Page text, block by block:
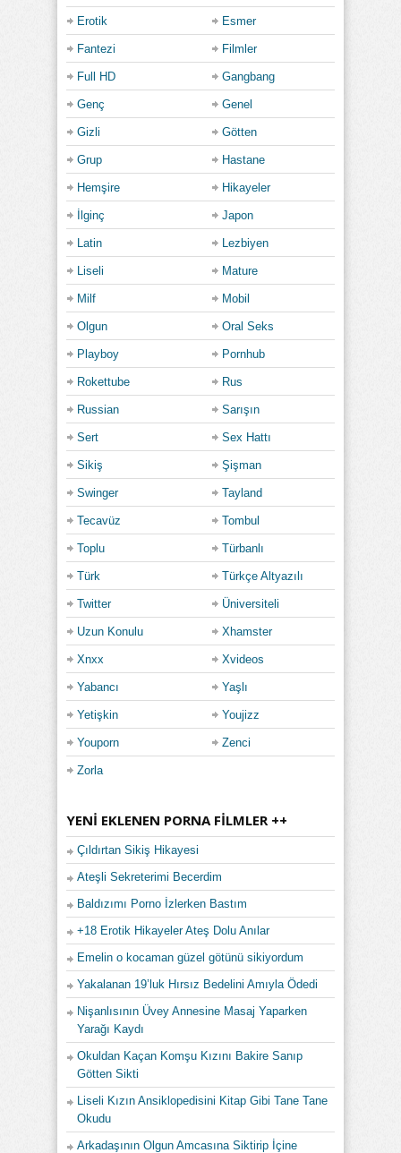
Erotik Esmer
Fantezi Filmler
Full HD Gangbang
Genç Genel
Gizli Götten
Grup Hastane
Hemşire Hikayeler
İlginç Japon
Latin Lezbiyen
Liseli Mature
Milf Mobil
Olgun Oral Seks
Playboy Pornhub
Rokettube Rus
Russian Sarışın
Sert Sex Hattı
Sikiş Şişman
Swinger Tayland
Tecavüz Tombul
Toplu Türbanlı
Türk Türkçe Altyazılı
Twitter Üniversiteli
Uzun Konulu Xhamster
Xnxx Xvideos
Yabancı Yaşlı
Yetişkin Youjizz
Youporn Zenci
Zorla
YENI EKLENEN PORNA FILMLER ++
Çıldırtan Sikiş Hikayesi
Ateşli Sekreterimi Becerdim
Baldızımı Porno İzlerken Bastım
+18 Erotik Hikayeler Ateş Dolu Anılar
Emelin o kocaman güzel götünü sikiyordum
Yakalanan 19’luk Hırsız Bedelini Amıyla Ödedi
Nişanlısının Üvey Annesine Masaj Yaparken
Yarağı Kaydı
Okuldan Kaçan Komşu Kızını Bakire Sanıp
Götten Sikti
Liseli Kızın Ansiklopedisini Kitap Gibi Tane Tane
Okudu
Arkadaşının Olgun Amcasına Siktirip İçine